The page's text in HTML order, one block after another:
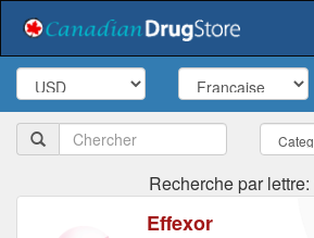
Recherche par
Effexor